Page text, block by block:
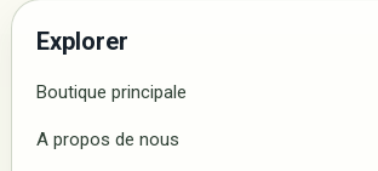
Explorer
Boutique principale
A propos de nous